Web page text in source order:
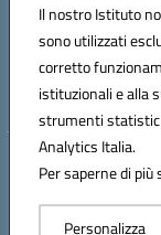
Il nostro Istituto
sono utilizzati
corretto
istituzionali e alla
strumenti
Analytics Italia.
Per saperne di
Personalizza
Posta elettronica
Codice fiscale:
Codice meccanografico: